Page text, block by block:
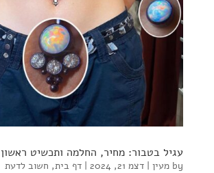
עגיל בטבור: מחיר, החלמה ותכשיט ראשון
by מעין| דצמ 21, 2024 | דף בית, חשוב לדעת